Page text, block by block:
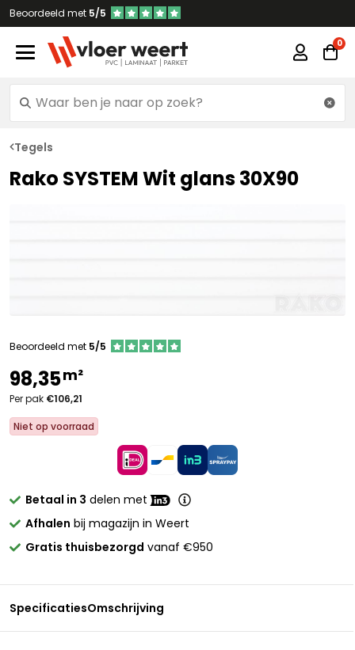
Beoordeeld met 5/5
Tegels
Rako SYSTEM Wit glans 30X90
Beoordeeld met 5/5
98,35m²
Per pak €106,21
Niet op voorraad
Betaal in 3 delen met
Afhalen bij magazijn in Weert
Gratis thuisbezorgd vanaf €950
SpecificatiesOmschrijving